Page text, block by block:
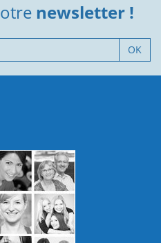
newsletter !
OK